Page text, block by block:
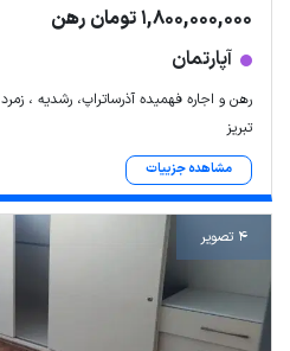
1,800,000,000 تومان رهن
آپارتمان
رهن و اجاره فهمیده آذرساتراپ، رشدیه ، زمرد
تبریز
مشاهده جزییات
4 تصویر